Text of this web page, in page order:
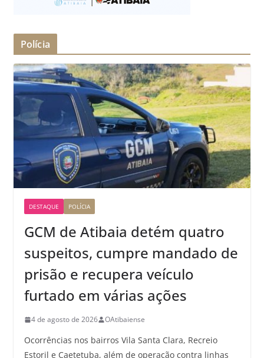
Polícia
DESTAQUE POLÍCIA
GCM de Atibaia detém quatro
suspeitos, cumpre mandado de
prisão e recupera veículo
furtado em várias ações
4 de agosto de 2026 OAtibaiense
Ocorrências nos bairros Vila Santa Clara, Recreio
Estoril e Caetetuba, além de operação contra linhas